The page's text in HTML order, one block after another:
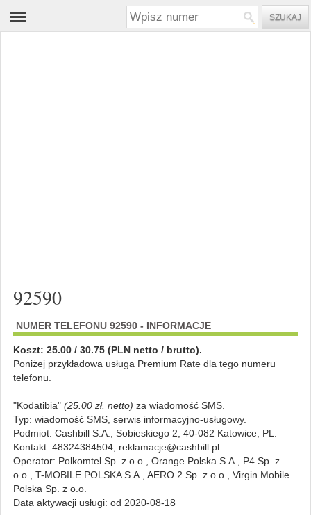
92590
NUMER TELEFONU 92590 - INFORMACJE
Koszt: 25.00 / 30.75 (PLN netto / brutto).
Poniżej przykładowa usługa Premium Rate dla tego numeru
telefonu.
"Kodatibia" (25.00 zł. netto) za wiadomość SMS.
Typ: wiadomość SMS, serwis informacyjno-usługowy.
Podmiot: Cashbill S.A., Sobieskiego 2, 40-082 Katowice, PL.
Kontakt: 48324384504, reklamacje@cashbill.pl
Operator: Polkomtel Sp. z o.o., Orange Polska S.A., P4 Sp. z
o.o., T-MOBILE POLSKA S.A., AERO 2 Sp. z o.o., Virgin Mobile
Polska Sp. z o.o.
Data aktywacji usługi: od 2020-08-18